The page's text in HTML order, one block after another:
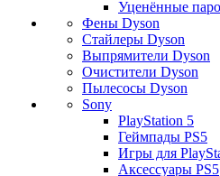
Уценённые
Фены Dyson
Стайлеры Dyson
Выпрямители Dyson
Очистители Dyson
Пылесосы Dyson
Sony
PlayStation 5
Геймпады PS5
Игры для
Аксессуары PS5